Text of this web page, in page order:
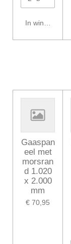
In winkelwagen
Gaaspan
eel met
morsran
d 1.020
x 2.000
mm
€ 70,95